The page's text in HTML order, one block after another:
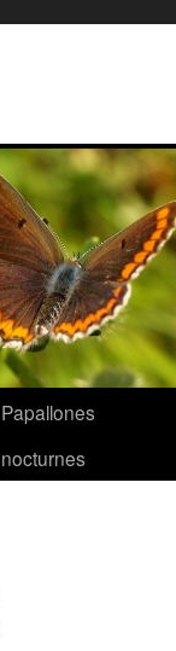
Papallones
nocturnes